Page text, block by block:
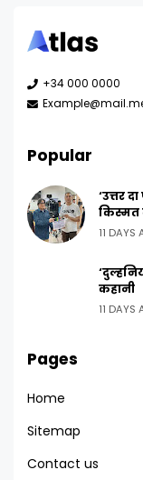
+34 000 0000
Popular
‘उत्तर
किस्मत
11 DAYS
कहानी
11 DAYS
Pages
Home
Sitemap
Contact us